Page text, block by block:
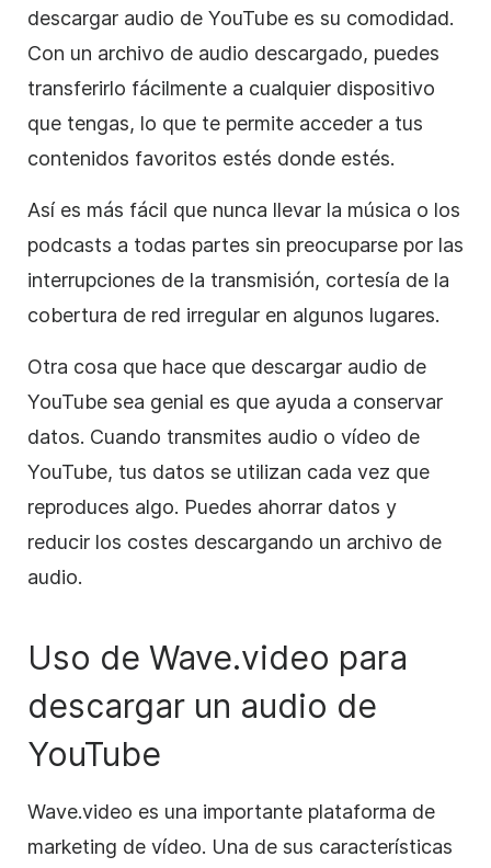
descargar audio de YouTube es su comodidad.
Con un archivo de audio descargado, puedes
transferirlo fácilmente a cualquier dispositivo
que tengas, lo que te permite acceder a tus
contenidos favoritos estés donde estés.
Así es más fácil que nunca llevar la música o los
podcasts a todas partes sin preocuparse por las
interrupciones de la transmisión, cortesía de la
cobertura de red irregular en algunos lugares.
Otra cosa que hace que descargar audio de
YouTube sea genial es que ayuda a conservar
datos. Cuando transmites audio o vídeo de
YouTube, tus datos se utilizan cada vez que
reproduces algo. Puedes ahorrar datos y
reducir los costes descargando un archivo de
audio.
Uso de Wave.video para
descargar un audio de
YouTube
Wave.video es una importante plataforma de
marketing de vídeo. Una de sus características